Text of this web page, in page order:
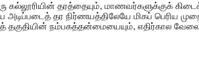
கல்லூரியின் தரத்தையும், மாணவர்களுக்குக்
தர நிர்ணயத்திலேயே மிகப் பெரிய
தகுதியின் நம்பகத்தன்மையையும், எதிர்கால